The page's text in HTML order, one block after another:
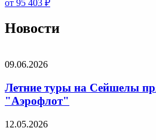
от 95 403 ₽
Новости
09.06.2026
Летние туры на Сейшелы
"Аэрофлот"
12.05.2026